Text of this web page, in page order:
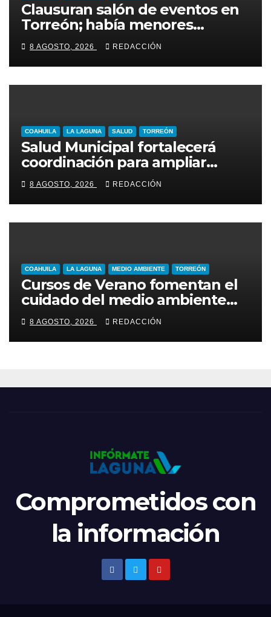
Clausuran salón de eventos en
Torreón; había menores
alcoholizados durante
inspección
8 AGOSTO, 2026 REDACCIÓN
COAHUILA LA LAGUNA SALUD TORREÓN
Salud Municipal fortalecerá
coordinación para ampliar
programas en Torreón
8 AGOSTO, 2026 REDACCIÓN
COAHUILA LA LAGUNA MEDIO AMBIENTE TORREÓN
Cursos de Verano fomentan el
cuidado del medio ambiente
entre niñas y niños de Torreón
8 AGOSTO, 2026 REDACCIÓN
Comprometidos con
la información